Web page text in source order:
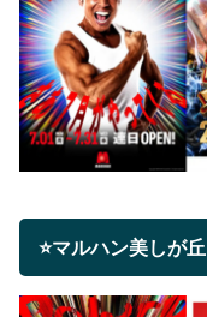
⭐マルハン美しが丘